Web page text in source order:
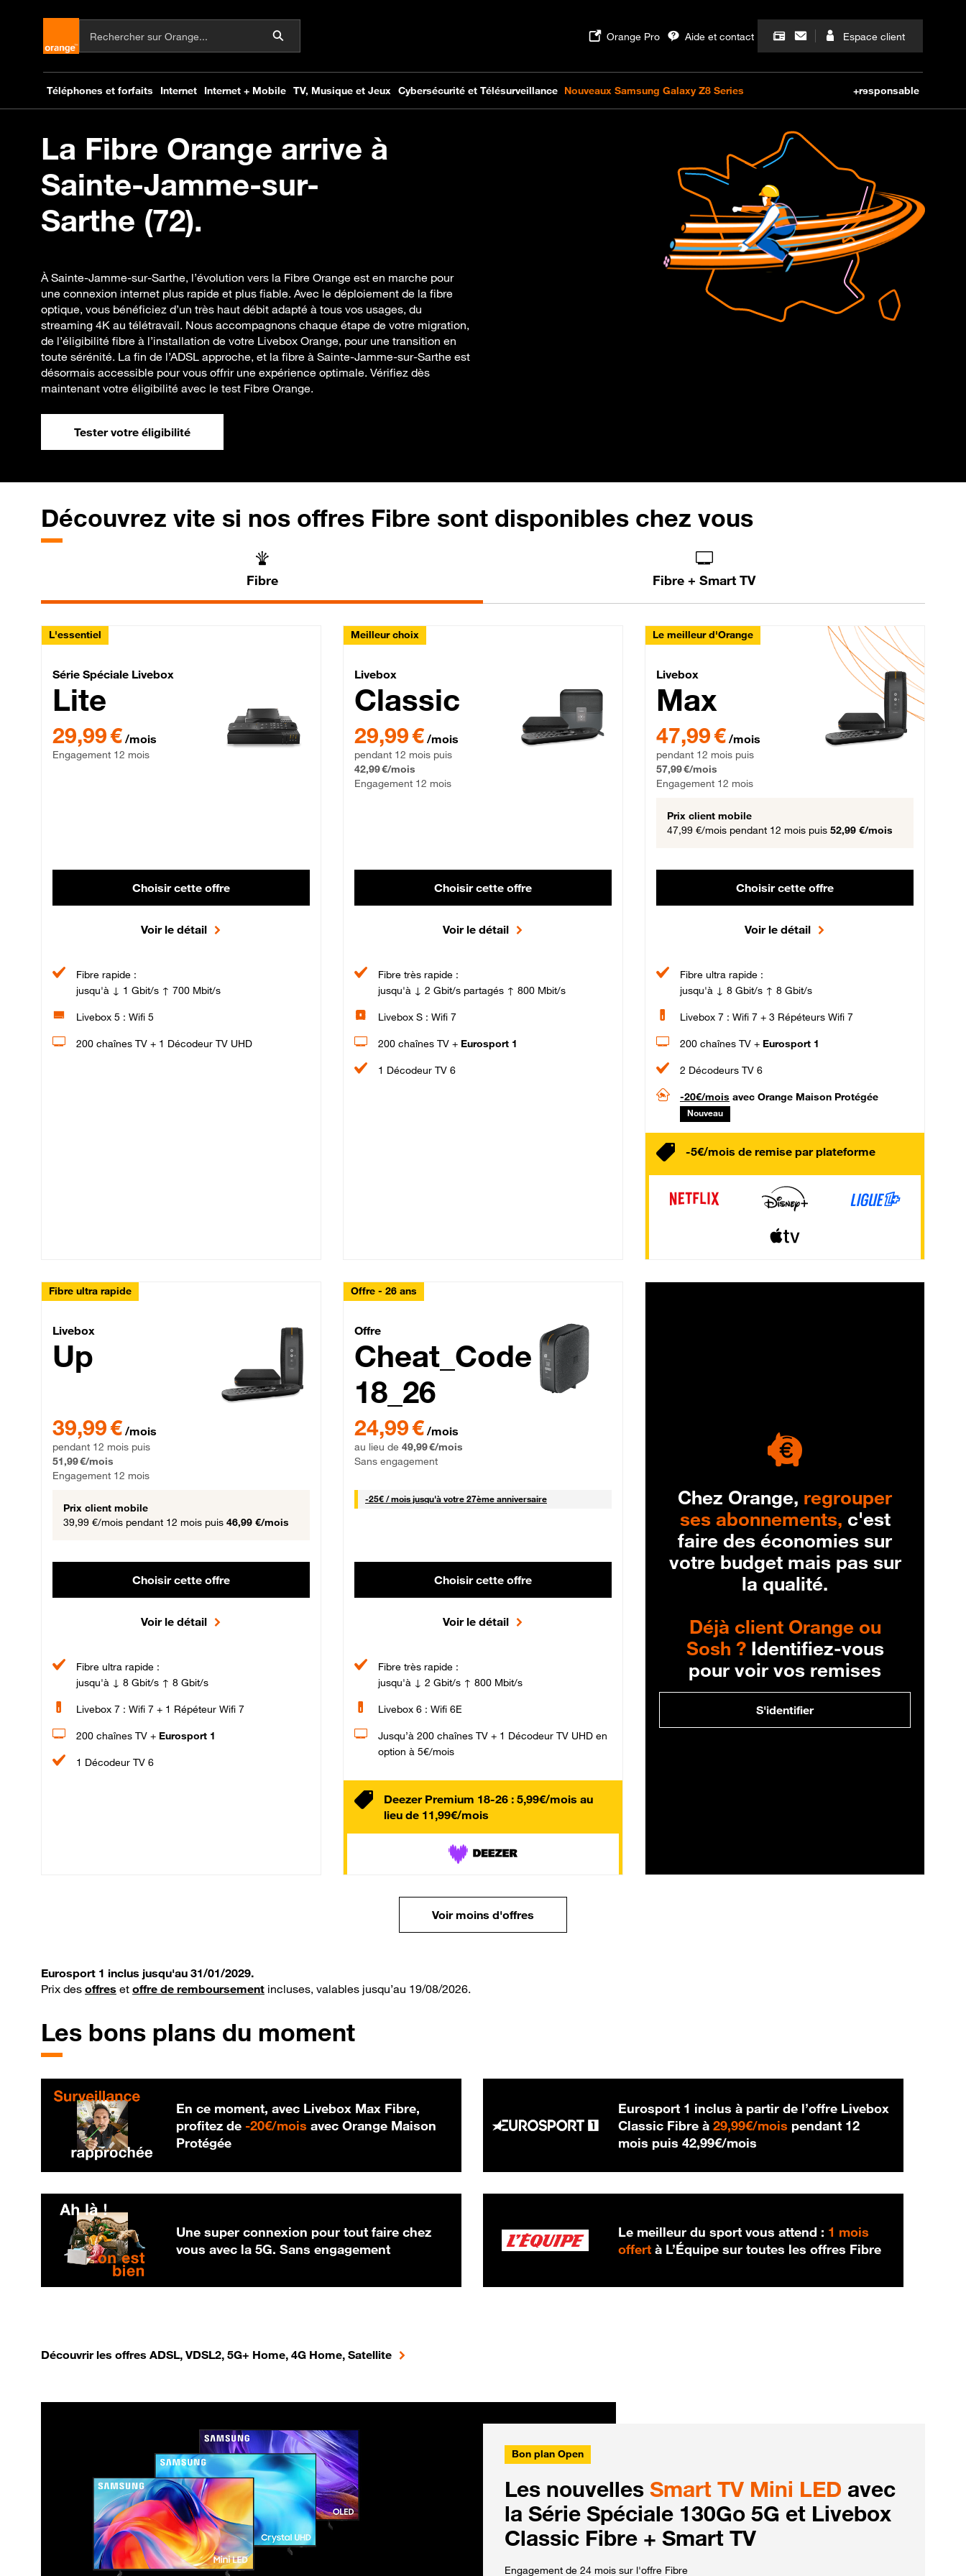
La Fibre Orange arrive à
Sainte-Jamme-sur-
Sarthe (72).
À Sainte-Jamme-sur-Sarthe, l’évolution vers la Fibre Orange est en marche pour
une connexion internet plus rapide et plus fiable. Avec le déploiement de la fibre
optique, vous bénéficiez d’un très haut débit adapté à tous vos usages, du
streaming 4K au télétravail. Nous accompagnons chaque étape de votre migration,
de l’éligibilité fibre à l’installation de votre Livebox Orange, pour une transition en
toute sérénité. La fin de l’ADSL approche, et la fibre à Sainte-Jamme-sur-Sarthe est
désormais accessible pour vous offrir une expérience optimale. Vérifiez dès
maintenant votre éligibilité avec le test Fibre Orange.
Tester votre éligibilité
Découvrez vite si nos offres Fibre sont disponibles chez vous
Fibre Fibre + Smart TV
L'essentiel
Série Spéciale Livebox Lite Fibre
Série Spéciale Livebox
Lite
29,99 € par mois , Engagement 12 mois
29,99 € /mois
Engagement 12 mois
Choisir cette offre
Voir le détail
Fibre rapide :
jusqu'à ↓ 1 Gbit/s ↑ 700 Mbit/s
Livebox 5 : Wifi 5
200 chaînes TV + 1 Décodeur TV UHD
Meilleur choix
Livebox Classic Fibre
Livebox
Classic
29,99 € par mois pendant 12 mois puis 42,99 € par mois, Engagement 12 mois
29,99 € /mois
pendant 12 mois puis
42,99 €/mois
Engagement 12 mois
Choisir cette offre
Voir le détail
Fibre très rapide :
jusqu'à ↓ 2 Gbit/s partagés ↑ 800 Mbit/s
Livebox S : Wifi 7
200 chaînes TV + Eurosport 1
1 Décodeur TV 6
Le meilleur d'Orange
Livebox Max Fibre
Livebox
Max
47,99 € par mois pendant 12 mois puis 57,99 € par mois,
47,99 € /mois
pendant 12 mois puis
57,99 €/mois
Engagement 12 mois
Prix client mobile
47,99 €/mois pendant 12 mois puis 52,99 €/mois
Choisir cette offre
Voir le détail
Fibre ultra rapide :
jusqu'à ↓ 8 Gbit/s ↑ 8 Gbit/s
Livebox 7 : Wifi 7 + 3 Répéteurs Wifi 7
200 chaînes TV + Eurosport 1
2 Décodeurs TV 6
-20€/mois avec Orange Maison Protégée
Nouveau
-5€/mois de remise par plateforme
Fibre ultra rapide
Livebox Up Fibre
Livebox
Up
39,99 € /mois
pendant 12 mois puis
51,99 €/mois
Engagement 12 mois
Prix client mobile
39,99 €/mois pendant 12 mois puis 46,99 €/mois
Choisir cette offre
Voir le détail
Fibre ultra rapide :
jusqu'à ↓ 8 Gbit/s ↑ 8 Gbit/s
Livebox 7 : Wifi 7 + 1 Répéteur Wifi 7
200 chaînes TV + Eurosport 1
1 Décodeur TV 6
Offre - 26 ans
Cheat_Code Fibre_18_26
Offre
Cheat_Code
18_26
24,99 € /mois
au lieu de 49,99 €/mois
Sans engagement
-25€ / mois25 € par mois
jusqu'à votre 27ème anniversaire
Choisir cette offre
Voir le détail
Fibre très rapide :
jusqu'à ↓ 2 Gbit/s ↑ 800 Mbit/s
Livebox 6 : Wifi 6E
Jusqu’à 200 chaînes TV + 1 Décodeur TV UHD en
option à 5€/mois
Deezer Premium 18-26 : 5,99€/mois au
lieu de 11,99€/mois
Chez Orange, regrouper
ses abonnements, c'est
faire des économies sur
votre budget mais pas sur
la qualité.
Déjà client Orange ou
Sosh ?Identifiez-vous
pour voir vos remises
S'identifier
Voir moins d'offres
Eurosport 1 inclus jusqu'au 31/01/2029.
Prix des offres et offre de remboursement incluses, valables jusqu’au 19/08/2026.
Les bons plans du moment
En ce moment, avec Livebox Max Fibre,
profitez de -20€/mois 20 € par mois
avec Orange Maison
Protégée
Eurosport 1 inclus à partir de l’offre Livebox
Classic Fibre à29,99€/mois 29,99 € par mois
pendant 12
mois puis42,99€/mois
Une super connexion pour tout faire chez
vous avec la 5G. Sans engagement
Le meilleur du sport vous attend : 1 mois
offert à L’Équipe sur toutes les offres Fibre
Découvrir les offres ADSL, VDSL2, 5G+ Home, 4G Home, Satellite
Bon plan Open
Les nouvelles Smart TV Mini LED avec
la Série Spéciale 130Go 5G et Livebox
Classic Fibre + Smart TV
Engagement de 24 mois sur l'offre Fibre